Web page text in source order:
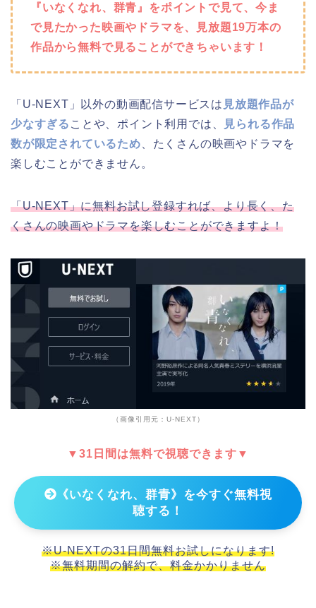
『いなくなれ、群青』をポイントで見て、今ま
で見たかった映画やドラマを、見放題19万本の
作品から無料で見ることができちゃいます！
「U-NEXT」以外の動画配信サービスは 見放題作品が
少なすぎる ことや、ポイント利用では、
見られる作品
数が限定されているため 、たくさんの映画やドラマを
楽しむことができません。
「U-NEXT」に無料お試し登録すれば、より長く、た
くさんの映画やドラマを楽しむことができますよ！
（画像引用元：U-NEXT）
▼31日間は無料で視聴できます▼
《いなくなれ、群青》を今すぐ無料視
聴する！
※U-NEXTの31日間無料お試しになります!
※無料期間の解約で、料金かかりません